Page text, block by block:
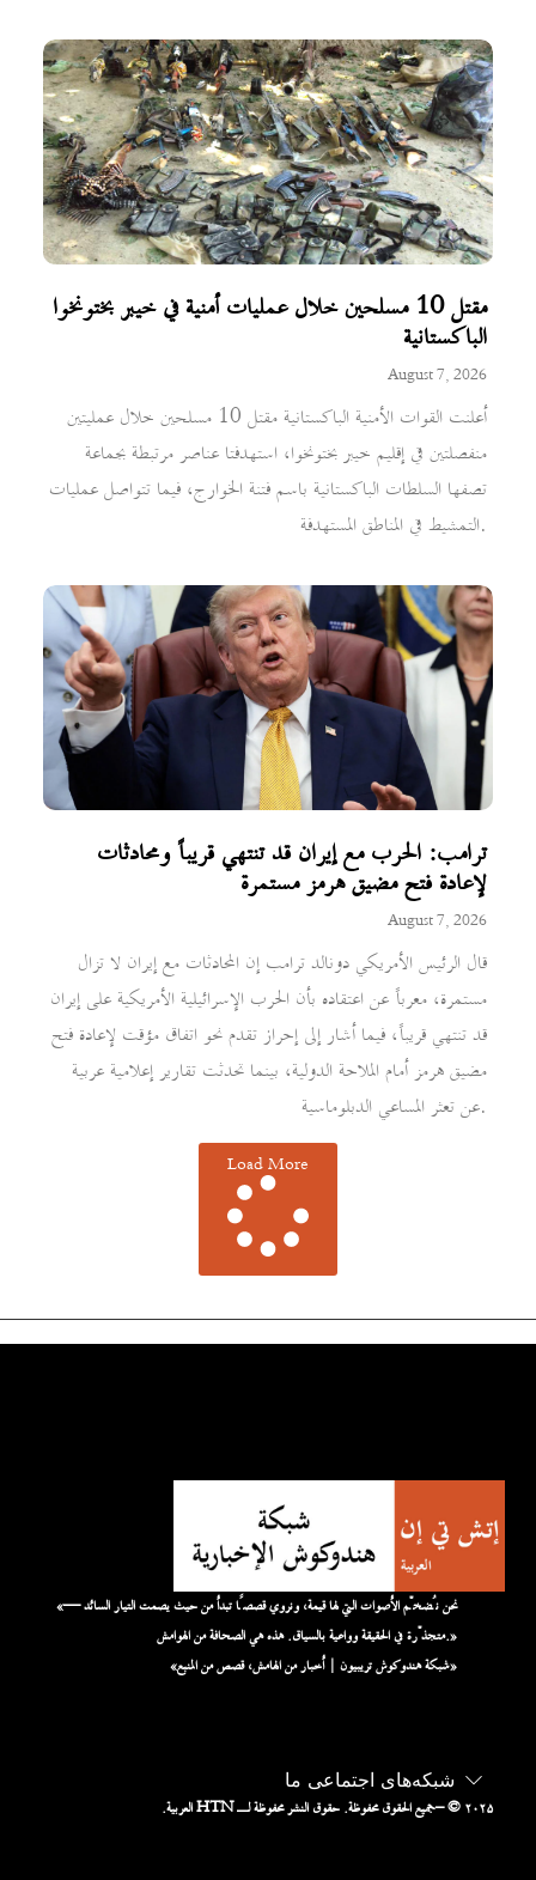
مقتل 10 مسلحين خلال عمليات أمنية في خيبر بختونخوا
الباكستانية
August 7, 2026
أعلنت القوات الأمنية الباكستانية مقتل 10 مسلحين خلال عمليتين
منفصلتين في إقليم خيبر بختونخوا، استهدفتا عناصر مرتبطة بجماعة
تصفها السلطات الباكستانية باسم فتنة الخوارج، فيما تتواصل عمليات
التمشيط في المناطق المستهدفة.
ترامب: الحرب مع إيران قد تنتهي قريباً ومحادثات
لإعادة فتح مضيق هرمز مستمرة
August 7, 2026
قال الرئيس الأمريكي دونالد ترامب إن المحادثات مع إيران لا تزال
مستمرة، معرباً عن اعتقاده بأن الحرب الإسرائيلية الأمريكية على إيران
قد تنتهي قريباً، فيما أشار إلى إحراز تقدم نحو اتفاق مؤقت لإعادة فتح
مضيق هرمز أمام الملاحة الدولية، بينما تحدثت تقارير إعلامية عربية
عن تعثر المساعي الدبلوماسية.
Load More
شبکه‌های اجتماعی ما
– © ۲۰۲۵جميع الحقوق محفوظة. حقوق النشر محفوظة لـ HTN العربية.
«نحن نُضخّم الأصوات التي لها قيمة، ونروي قصصًا تبدأ من حيث يصمت التيار السائد —
متجذّرة في الحقيقة وواعية بالسياق. هذه هي الصحافة من الهوامش.»
«شبكة هندوكوش تريبيون | أخبار من الهامش، قصص من المنبع»